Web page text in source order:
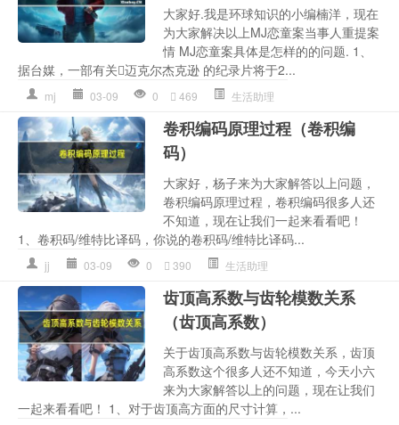
大家好.我是环球知识的小编楠洋，现在
为大家解决以上MJ恋童案当事人重提案
情 MJ恋童案具体是怎样的的问题. 1、
据台媒，一部有关迈克尔杰克逊 的纪录片将于2...
mj 03-09 0 469 生活助理
卷积编码原理过程（卷积编
码）
大家好，杨子来为大家解答以上问题，
卷积编码原理过程，卷积编码很多人还
不知道，现在让我们一起来看看吧！
1、卷积码/维特比译码，你说的卷积码/维特比译码...
jj 03-09 0 390 生活助理
齿顶高系数与齿轮模数关系
（齿顶高系数）
关于齿顶高系数与齿轮模数关系，齿顶
高系数这个很多人还不知道，今天小六
来为大家解答以上的问题，现在让我们
一起来看看吧！ 1、对于齿顶高方面的尺寸计算，...